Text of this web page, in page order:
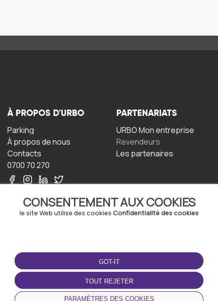
CONSENTEMENT AUX COOKIES
le site Web utilise des cookies Confidentialité des cookies
GOT-IT
TOUT REJETER
PARAMÈTRES DES COOKIES
À PROPOS D'URBO
Parking
À propos de nous
Contacts
0700 70 270
PARTENARIATS
URBO Mon entreprise
Revendeurs
Les partenaires
TERMS-OF-USE
Termes et conditions
Politique de confidentialité
Politique relative aux
cookies
TÉLÉCHARGEZ
L'APPLICATION